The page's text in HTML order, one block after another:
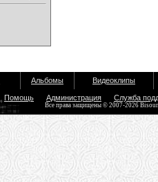
Альбомы Видеоклипы
Помощь Администрация Служба
Все права защищены © 2007-2026